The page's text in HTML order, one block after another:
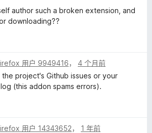
author such a broken extension, and
downloading??
用户 9949416， 4 个月前
project's Github issues or your
(this addon spams errors).
用户 14343652， 1 年前